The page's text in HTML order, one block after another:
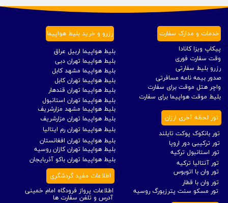
تور ترکیبی دور اروپا
رزرو بلیط سفارتی
پیکاپ ویزا کانادا
بلیط هواپیما تهران کابل
بلیط هواپیما تهران مزارشریف
بلیط هواپیما مشهد کابل
بلیط هواپیما تهران قندهار
بلیط هواپیما تهران افغانستان
بلیط هواپیما مشهد مزارشریف
بلیط موقت هواپیما برای سفارت
واچر هتل موقت برای سفارت
بلیط هواپیما تهران رم ایتالیا
اطلاعات پرواز فرودگاه امام خمینی
بلیط هواپیما تهران دبی
بلیط هواپیما تهران باکو آذربایجان
بلیط هواپیما تهران استانبول
بلیط هواپیما تهران کازان روسیه
بلیط هواپیما اربیل عراق
صدور بیمه نامه مسافرتی
تور آنتالیا ترکیه
تور استانبول ترکیه
تور مسکو سنت پترزبورگ روسیه
تور وان با قطار
تور بانکوک پوکت تایلند
تور وان با اتوبوس
خدمات و مدارک سفارت رزرو و خرید بلیط هواپیما
تور لحظه آخری ارزان
وقت سفارت فوری
آدرس و تلفن سفارت ها
اطلاعات مفید گردشگری